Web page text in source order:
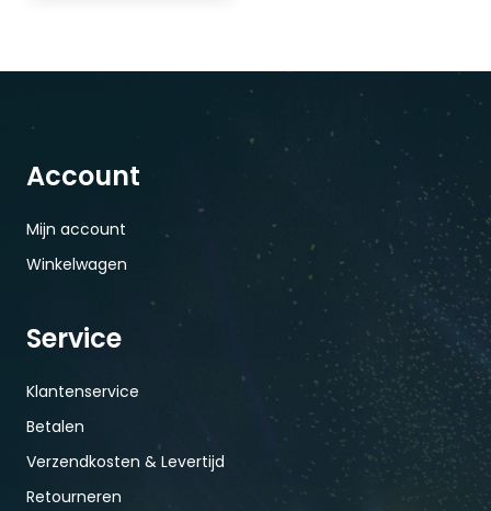
Account
Mijn account
Winkelwagen
Service
Klantenservice
Betalen
Verzendkosten & Levertijd
Retourneren